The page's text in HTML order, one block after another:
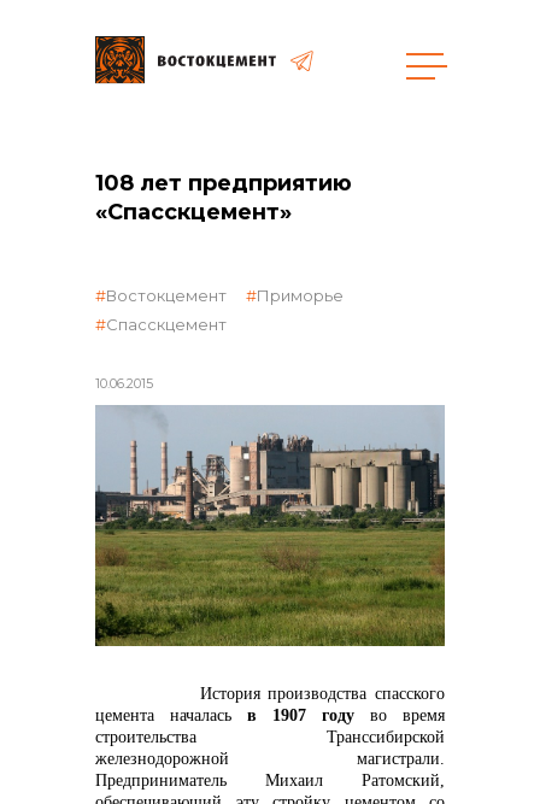
общая информация
объявленные закупки
реализация неликвидов
контакты отдела закупок
108 лет предприятию
«Спасскцемент»
10.06.2015
Востокцемент
Приморье
Спасскцемент
История производства спасского
цемента началась в 1907 году во время
строительства Транссибирской
железнодорожной магистрали.
Предприниматель Михаил Ратомский,